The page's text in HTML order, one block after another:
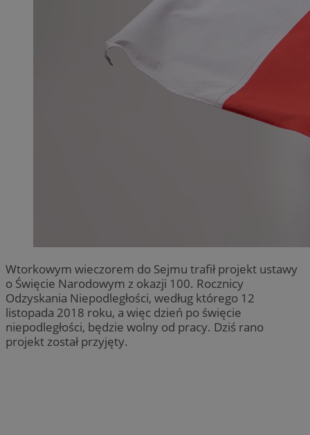
Wtorkowym wieczorem do Sejmu trafił projekt ustawy
o Święcie Narodowym z okazji 100. Rocznicy
Odzyskania Niepodległości, według którego 12
listopada 2018 roku, a więc dzień po święcie
niepodległości, będzie wolny od pracy. Dziś rano
projekt został przyjęty.